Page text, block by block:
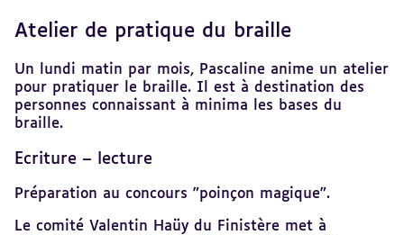
Atelier de pratique du braille
Un lundi matin par mois, Pascaline anime un atelier
pour pratiquer le braille. Il est à destination des
personnes connaissant à minima les bases du
braille.
Ecriture – lecture
Préparation au concours "poinçon magique".
Le comité Valentin Haüy du Finistère met à
Revenir
sommaire